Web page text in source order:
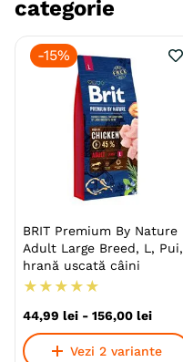
Metoda de preparare
Ambalaj
Producator
categorie
-15%
BRIT Premium By Nature
Adult Large Breed, L, Pui,
hrană uscată câini
★ ★ ★ ★ ★
44,99 lei - 156,00 lei
Vezi 2 variante